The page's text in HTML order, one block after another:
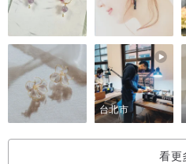
您溝通。
如需作為贈禮，建議提前下單，為
關於使用與養護
陶瓷器物可正常使用，但建議避免
手繪釉下彩或釉上彩器物，請以軟
無論售前或售後，有任何與陶瓷相
長。願涼貓燒的作品，為您的日常
台北市
看更